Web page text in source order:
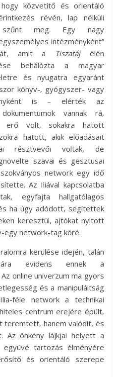
közvetítő és orientáló
révén, lap nélküli
szűnt meg. Egy nagy
intézményként”
amit a
Tiszatájélén
behálózta a magyar
és nyugatra egyaránt
könyv-, gyógyszer- vagy
is – elérték az
vannak rá,
erő volt, sokakra hatott
hatott, akik előadásait
résztvevői voltak, de
szavai és gesztusai
network egy idő
Az Iliával kapcsolatba
egyfajta hallgatólagos
ha úgy adódott, segítettek
keresztül, ajtókat nyitott
egy network-tag köré.
kerülése idején, talán
evidens ennek a
online univerzum ma gyors
és a manipuláltság
féle network a technikai
centrum erejére épült,
teremtett, hanem valódit, és
Az önkény lájkjai helyett a
tartozás élményére
és orientáló szerepe